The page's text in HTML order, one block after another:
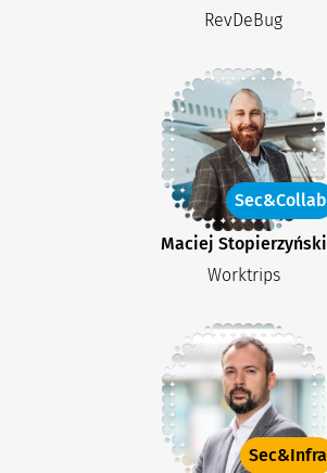
RevDeBug
Sec&Collab
Maciej Stopierzyński
Worktrips
Sec&Infra